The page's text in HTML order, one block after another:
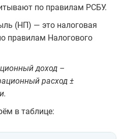
по правилам РСБУ.
(НП) — это налоговая
правилам Налогового
доход –
расход ±
в таблице:
РСБУ и требованиям